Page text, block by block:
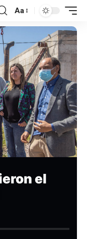
Aa
el